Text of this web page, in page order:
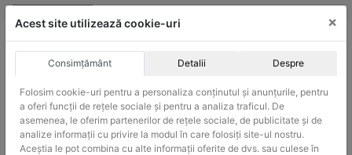
Skip
ACHIZITII PUBLICE
Produsele pot fi achizitionate si in sistemul SEAP / SICAP
Acest site utilizează cookie-uri ×
Consimțământ Detalii Despre
Folosim cookie-uri pentru a personaliza conținutul și anunțurile, pentru
a oferi funcții de rețele sociale și pentru a analiza traficul. De
asemenea, le oferim partenerilor de rețele sociale, de publicitate și de
analize informații cu privire la modul în care folosiți site-ul nostru.
Aceștia le pot combina cu alte informații oferite de dvs. sau culese în